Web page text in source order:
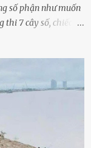
số phận như muốn
7 cây số, chiếc xe
theo! Giữa con
tay xin đi nhờ. –
đi nhờ với! – Cô ơi,
thì lắc đầu. Người
lên giữa đường
nữa. Trong đầu